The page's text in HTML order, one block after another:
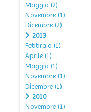
Maggio (2)
Novembre (1)
Dicembre (2)
2013
Febbraio (1)
Aprile (1)
Maggio (1)
Novembre (1)
Dicembre (1)
2010
Novembre (1)